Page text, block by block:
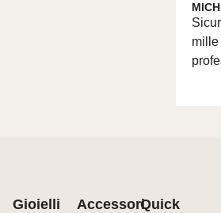
mille
Gioielli
AccessoriQuick